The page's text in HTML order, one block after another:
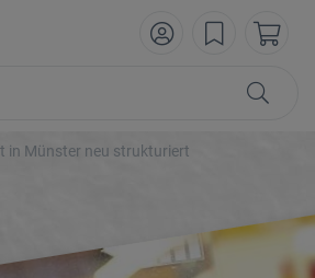
in Münster neu strukturiert